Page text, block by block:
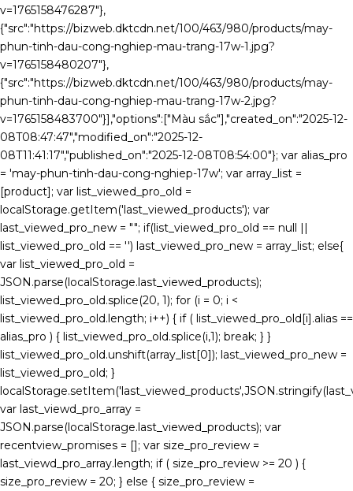
v=1765158476287"},
{"src":"https://bizweb.dktcdn.net/100/463/980/products/may-
phun-tinh-dau-cong-nghiep-mau-trang-17w-1.jpg?
v=1765158480207"},
{"src":"https://bizweb.dktcdn.net/100/463/980/products/may-
phun-tinh-dau-cong-nghiep-mau-trang-17w-2.jpg?
v=1765158483700"}],"options":["Màu sắc"],"created_on":"2025-12-
08T08:47:47","modified_on":"2025-12-
08T11:41:17","published_on":"2025-12-08T08:54:00"}; var alias_pro
= 'may-phun-tinh-dau-cong-nghiep-17w'; var array_list =
[product]; var list_viewed_pro_old =
localStorage.getItem('last_viewed_products'); var
last_viewed_pro_new = ""; if(list_viewed_pro_old == null ||
list_viewed_pro_old == '') last_viewed_pro_new = array_list; else{
var list_viewed_pro_old =
JSON.parse(localStorage.last_viewed_products);
list_viewed_pro_old.splice(20, 1); for (i = 0; i <
list_viewed_pro_old.length; i++) { if ( list_viewed_pro_old[i].alias ==
alias_pro ) { list_viewed_pro_old.splice(i,1); break; } }
list_viewed_pro_old.unshift(array_list[0]); last_viewed_pro_new =
list_viewed_pro_old; }
var last_viewd_pro_array =
JSON.parse(localStorage.last_viewed_products); var
recentview_promises = []; var size_pro_review =
last_viewd_pro_array.length; if ( size_pro_review >= 20 ) {
size_pro_review = 20; } else { size_pro_review =